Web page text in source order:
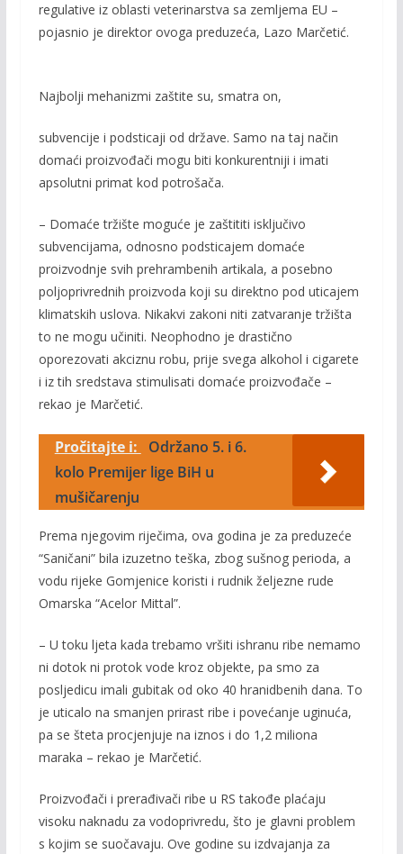
regulative iz oblasti veterinarstva sa zemljema EU –
pojasnio je direktor ovoga preduzeća, Lazo Marčetić.
Najbolji mehanizmi zaštite su, smatra on,
subvencije i podsticaji od države. Samo na taj način
domaći proizvođači mogu biti konkurentniji i imati
apsolutni primat kod potrošača.
– Domaće tržište moguće je zaštititi isključivo
subvencijama, odnosno podsticajem domaće
proizvodnje svih prehrambenih artikala, a posebno
poljoprivrednih proizvoda koji su direktno pod uticajem
klimatskih uslova. Nikakvi zakoni niti zatvaranje tržišta
to ne mogu učiniti. Neophodno je drastično
oporezovati akciznu robu, prije svega alkohol i cigarete
i iz tih sredstava stimulisati domaće proizvođače –
rekao je Marčetić.
Pročitajte i:
Održano 5. i 6.
kolo Premijer lige BiH u
mušičarenju
Prema njegovim riječima, ova godina je za preduzeće
“Saničani” bila izuzetno teška, zbog sušnog perioda, a
vodu rijeke Gomjenice koristi i rudnik željezne rude
Omarska “Acelor Mittal”.
– U toku ljeta kada trebamo vršiti ishranu ribe nemamo
ni dotok ni protok vode kroz objekte, pa smo za
posljedicu imali gubitak od oko 40 hranidbenih dana. To
je uticalo na smanjen prirast ribe i povećanje uginuća,
pa se šteta procjenjuje na iznos i do 1,2 miliona
maraka – rekao je Marčetić.
Proizvođači i prerađivači ribe u RS takođe plaćaju
visoku naknadu za vodoprivredu, što je glavni problem
s kojim se suočavaju. Ove godine su izdvajanja za